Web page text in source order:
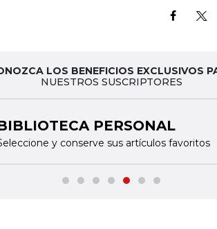
LOS BENEFICIOS EXCLUSIVOS
NUESTROS SUSCRIPTORES
6